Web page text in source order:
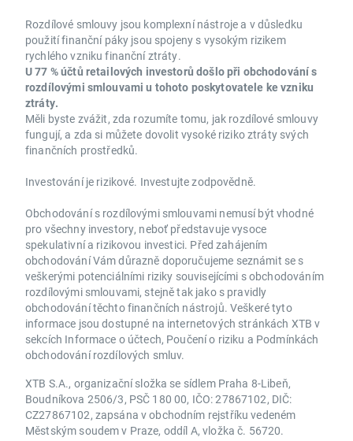
Rozdílové smlouvy jsou komplexní nástroje a v důsledku
použití finanční páky jsou spojeny s vysokým rizikem
rychlého vzniku finanční ztráty.
U 77 % účtů retailových investorů došlo při obchodování s
rozdílovými smlouvami u tohoto poskytovatele ke vzniku
ztráty.
Měli byste zvážit, zda rozumíte tomu, jak rozdílové smlouvy
fungují, a zda si můžete dovolit vysoké riziko ztráty svých
finančních prostředků.
Investování je rizikové. Investujte zodpovědně.
Obchodování s rozdílovými smlouvami nemusí být vhodné
pro všechny investory, neboť představuje vysoce
spekulativní a rizikovou investici. Před zahájením
obchodování Vám důrazně doporučujeme seznámit se s
veškerými potenciálními riziky souvisejícími s obchodováním
rozdílovými smlouvami, stejně tak jako s pravidly
obchodování těchto finančních nástrojů. Veškeré tyto
informace jsou dostupné na internetových stránkách XTB v
sekcích Informace o účtech, Poučení o riziku a Podmínkách
obchodování rozdílových smluv.
XTB S.A., organizační složka se sídlem Praha 8-Libeň,
Boudníkova 2506/3, PSČ 180 00, IČO: 27867102, DIČ:
CZ27867102, zapsána v obchodním rejstříku vedeném
Městským soudem v Praze, oddíl A, vložka č. 56720.